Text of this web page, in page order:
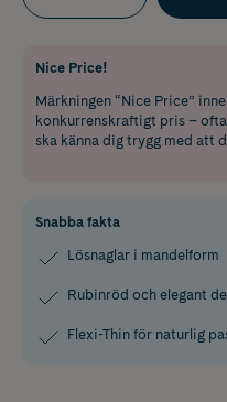
Nice Price!
Märkningen “Nice Price”
konkurrenskraftigt pris –
ska känna dig trygg med att
Snabba fakta
Lösnaglar i mandelform
Rubinröd och elegant
Flexi-Thin för naturlig